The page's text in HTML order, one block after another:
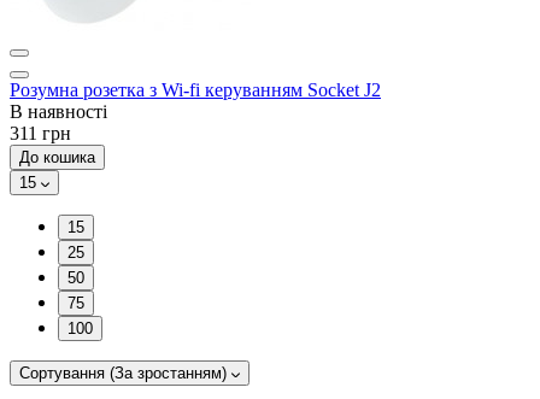
Розумна розетка з Wi-fi керуванням Socket J2
В наявності
311 грн
До кошика
15
15
25
50
75
100
Сортування (За зростанням)